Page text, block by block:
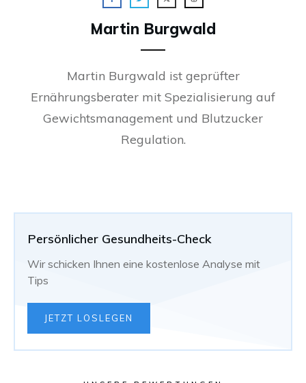
Martin Burgwald
Martin Burgwald ist geprüfter
Ernährungsberater mit Spezialisierung auf
Gewichtsmanagement und Blutzucker
Regulation.
Persönlicher Gesundheits-Check
Wir schicken Ihnen eine kostenlose Analyse mit
Tips
JETZT LOSLEGEN